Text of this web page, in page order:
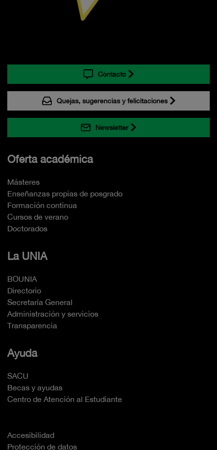
Contacto
Quejas, sugerencias y felicitaciones
Newsletter
Oferta académica
Másteres
Enseñanzas propias de posgrado
Formación continua
Cursos de verano
Doctorados
La UNIA
BOUNIA
Directorio
Secretaría General
Administración y servicios
Transparencia
Ayuda
SACU
Becas y ayudas
Centro de Atención al Estudiante
Accesibilidad
Protección de datos